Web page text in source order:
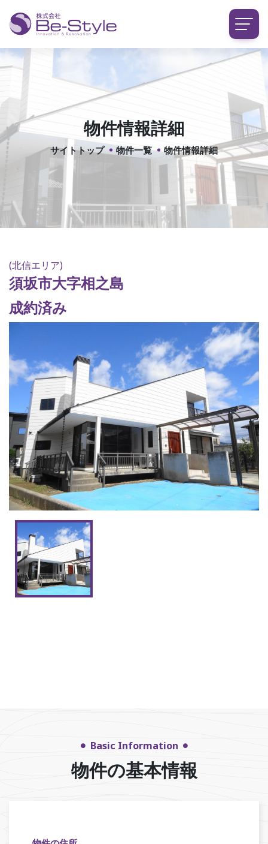
物件情報詳細
サイトトップ 物件一覧 物件情報詳細
(北信エリア)
須坂市大字相之島
成約済み
Basic Information
物件の基本情報